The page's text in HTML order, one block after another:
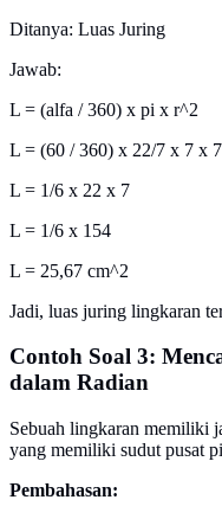
Ditanya: Luas Juring
Jawab:
L = (alfa / 360) x pi x r^2
L = (60 / 360) x 22/7 x 7 x 7
L = 1/6 x 22 x 7
L = 1/6 x 154
L = 25,67 cm^2
Jadi, luas juring lingkaran
Contoh Soal 3:
dalam Radian
Sebuah lingkaran memiliki
yang memiliki sudut pusat
Pembahasan: